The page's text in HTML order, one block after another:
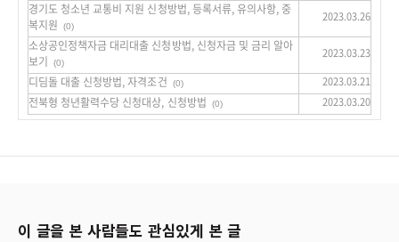
경기도 청소년 교통비 지원 신청방법, 등록서류, 유의사항, 중
복지원
(0)
2023.03.26
소상공인정책자금 대리대출 신청방법, 신청자금 및 금리 알아
보기
(0)
2023.03.23
디딤돌 대출 신청방법, 자격조건 (0) 2023.03.21
전북형 청년활력수당 신청대상, 신청방법 (0) 2023.03.20
이 글을 본 사람들도 관심있게 본 글